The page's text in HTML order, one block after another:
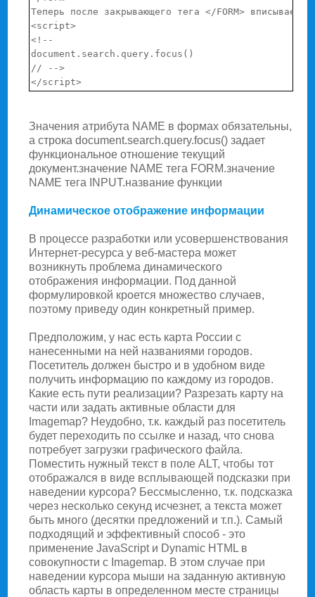
Теперь после закрывающего тега </FORM> вписываем
<script>
<!--
document.search.query.focus()
// -->
Значения атрибута NAME в формах обязательны,
а строка document.search.query.focus() задает
функциональное отношение текущий
документ.значение NAME тега FORM.значение
NAME тега INPUT.название функции
Динамическое отображение информации
В процессе разработки или усовершенствования
Интернет-ресурса у веб-мастера может
возникнуть проблема динамического
отображения информации. Под данной
формулировкой кроется множество случаев,
поэтому приведу один конкретный пример.
Предположим, у нас есть карта России с
нанесенными на ней названиями городов.
Посетитель должен быстро и в удобном виде
получить информацию по каждому из городов.
Какие есть пути реализации? Разрезать карту на
части или задать активные области для
Imagemap? Неудобно, т.к. каждый раз посетитель
будет переходить по ссылке и назад, что снова
потребует загрузки графического файла.
Поместить нужный текст в поле ALT, чтобы тот
отображался в виде всплывающей подсказки при
наведении курсора? Бессмысленно, т.к. подсказка
через несколько секунд исчезнет, а текста может
быть много (десятки предложений и т.п.). Самый
подходящий и эффективный способ - это
применение JavaScript и Dynamic HTML в
совокупности с Imagemap. В этом случае при
наведении курсора мыши на заданную активную
область карты в определенном месте страницы